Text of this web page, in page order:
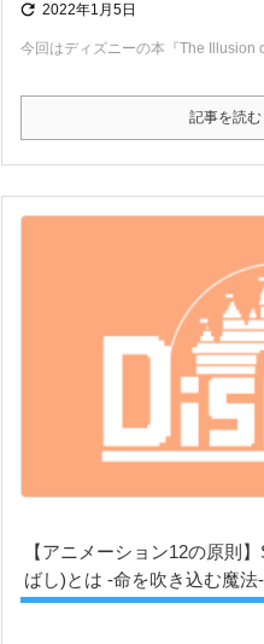
 2022年1月5日
今回はディズニーの本『The Illusion
記事を読む
【アニメーション12の原則
ばし)とは -命を吹き込む魔法-